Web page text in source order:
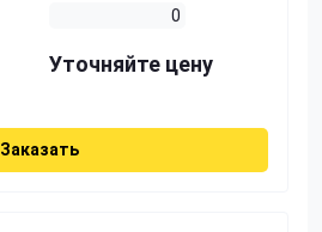
0
Уточняйте цену
Заказать